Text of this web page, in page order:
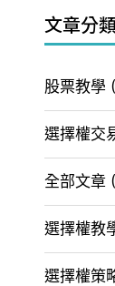
文章分
股票教學
選擇權交
全部文章
選擇權教
選擇權策